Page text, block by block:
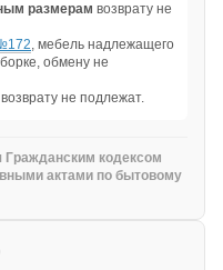
размерам возврату не
, мебель надлежащего
обмену не
возврату не подлежат.
Гражданским кодексом
актами по бытовому